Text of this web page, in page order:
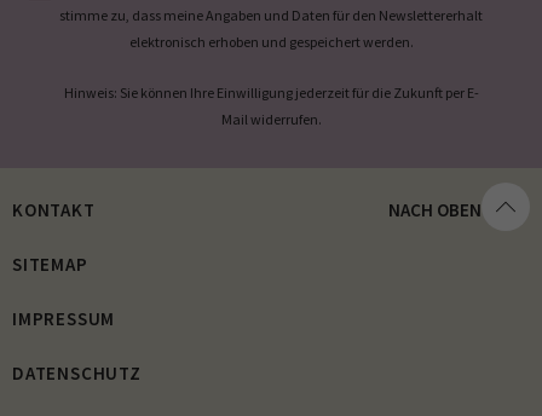
stimme zu, dass meine Angaben und Daten für den Newslettererhalt
elektronisch erhoben und gespeichert werden.
Hinweis: Sie können Ihre Einwilligung jederzeit für die Zukunft per E-
Mail widerrufen.
KONTAKT
SITEMAP
IMPRESSUM
DATENSCHUTZ
NACH OBEN